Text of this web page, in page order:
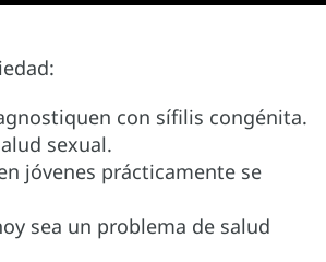
con sífilis congénita.
sexual.
jóvenes prácticamente se
sea un problema de salud